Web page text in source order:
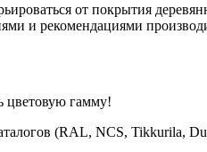
от покрытия
и рекомендациями
гамму!
(RAL, NCS, Tikkurila,